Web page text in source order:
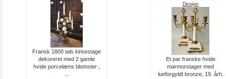
Fransk 1800 tals kirkestage
dekoreret med 2 gamle
hvide porcelæns blomster ,
Design
Et par franske hvide
marmorstager med
lueforgyldt bronze, 19. årh.